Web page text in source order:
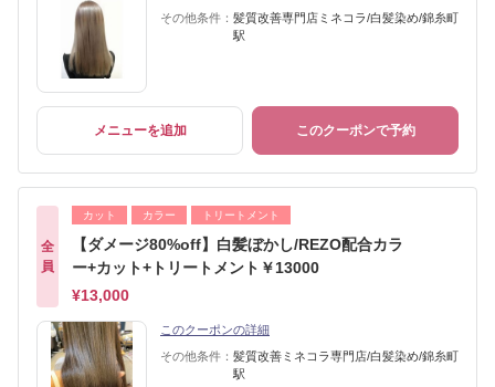
その他条件： 髪質改善専門店ミネコラ/白髪染め/錦糸町
駅
メニューを追加 このクーポンで予約
全
員
カット カラー トリートメント
【ダメージ80%off】白髪ぼかし/REZO配合カラ
ー+カット+トリートメント￥13000
¥13,000
このクーポンの詳細
その他条件： 髪質改善ミネコラ専門店/白髪染め/錦糸町
駅